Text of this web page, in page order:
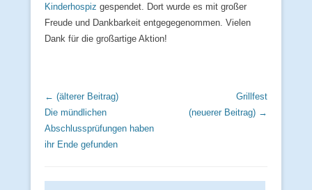
Kinderhospiz gespendet. Dort wurde es mit großer
Freude und Dankbarkeit entgegegenommen. Vielen
Dank für die großartige Aktion!
Beitrags Übersicht
← (älterer Beitrag)
Die mündlichen
Abschlussprüfungen haben
ihr Ende gefunden
Grillfest
(neuerer Beitrag) →